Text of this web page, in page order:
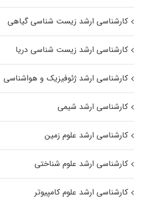
کارشناسی ارشد زیست‌ شناسی گیاهی
کارشناسی ارشد زیست‌ شناسی دریا
کارشناسی ارشد ژئوفیزیک و هواشناسی
کارشناسی ارشد شیمی
کارشناسی ارشد علوم زمین
کارشناسی ارشد علوم شناختی
کارشناسی ارشد علوم کامپیوتر